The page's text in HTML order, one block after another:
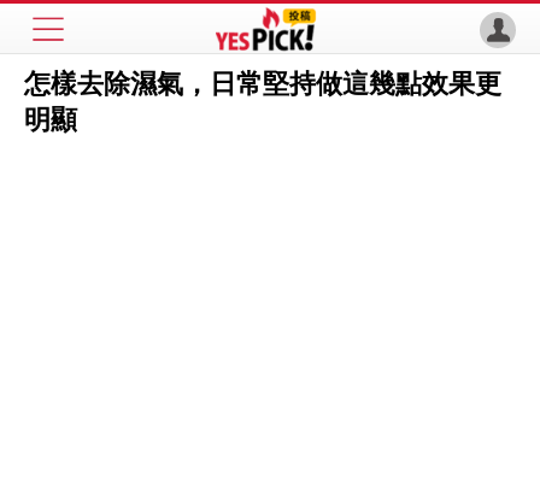
怎樣去除濕氣，日常堅持做這幾點效果更
明顯